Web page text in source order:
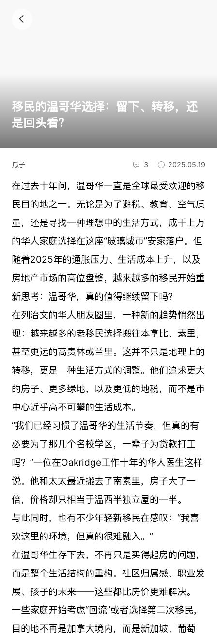
移民的温哥华选择：留下、转移，还
是回头看？
瓜子 3 2025.05.19
在过去十年间，温哥华一直是全球最受欢迎的移
民目的地之一。无论是为了避税、教育、空气质
量，还是寻找一种理想中的生活方式，成千上万
的华人家庭选择在这座“玻璃城市”安家落户。但
随着2025年的通胀压力、生活成本上升，以及
房地产市场的高位盘整，越来越多的移民开始重
新思考：温哥华，真的值得继续留下吗？
在列治文的华人朋友圈里，一种新的趋势悄然出
现：越来越多的老移民选择搬往本拿比、素里，
甚至更远的高贵林或兰里。这并不只是地理上的
转移，更是一种生活方式的调整。他们追求更大
的房子、更多绿地，以及更低的地税，而不是市
中心近乎高不可攀的生活成本。
“我们已经习惯了温哥华的生活节奏，但真的有
必要为了那几个名校学区，一辈子为贷款打工
吗？”一位在Oakridge工作十年的华人医生这样
说。他和太太最近搬去了南素里，房子大了一
倍，价格却只相当于温西半独立屋的一半。
与此同时，也有不少年轻新移民在感叹：“我喜
欢这里的环境，但真的很难融入。”
在温哥华生存下去，不再只是买得起房的问题，
而是整个生活结构的重构。社区归属感、职业发
展、孩子的未来——这些都比房价更难解决。
一些家庭开始考虑“回流”或者选择第二次移民，
目的地不再是加拿大境内，而是新加坡、葡萄